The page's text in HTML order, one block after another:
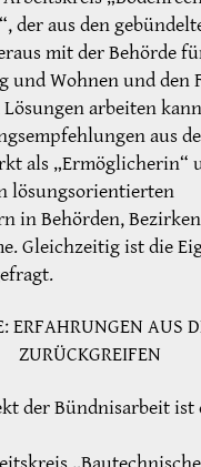
der aus den
mit der Behörde
und Wohnen und den
arbeiten
aus
als
lösungs­orientierten
in ­Behörden,
Gleichzeitig ist die
ERFAHRUNGEN AUS
ZURÜCKGREIFEN
der Bündnisarbeit ist